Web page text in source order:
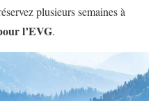
plusieurs semaines à
l’EVG.